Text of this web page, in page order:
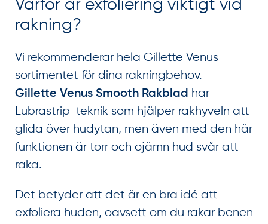
Varför är exfoliering viktigt vid
rakning?
Vi rekommenderar hela Gillette Venus
sortimentet för dina rakningbehov.
Gillette Venus Smooth Rakblad har
Lubrastrip-teknik som hjälper rakhyveln att
glida över hudytan, men även med den här
funktionen är torr och ojämn hud svår att
raka.
Det betyder att det är en bra idé att
exfoliera huden, oavsett om du rakar benen